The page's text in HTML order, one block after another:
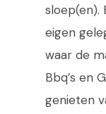
sloep(en).
eigen
waar de
Bbq’s en
genieten